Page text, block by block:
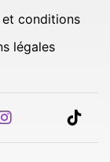
et conditions
légales
instagram